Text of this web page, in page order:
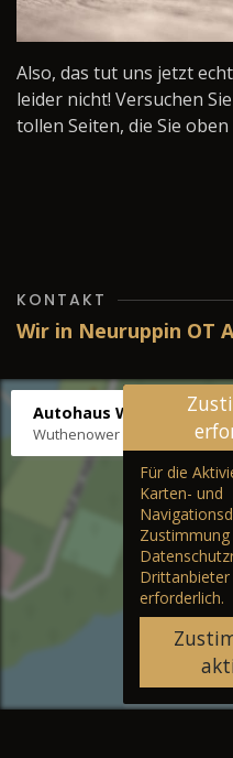
Also, das tut uns jetzt
leider nicht! Versuchen
tollen Seiten, die Sie
KONTAKT
Wir in Neuruppin OT
Autohaus Wernicke
Wuthenower Str. 12b, 16827
Für die
Karten- und
Zustimmung
Drittanbieter
erforderlich.